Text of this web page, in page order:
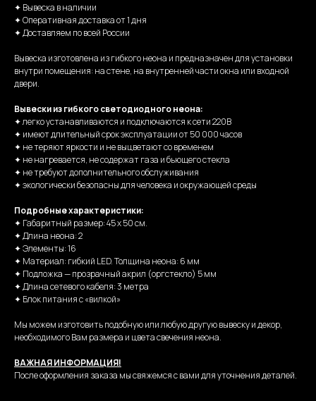
✦ Вывеска в наличии
✦ Оперативная доставка от 1 дня
✦ Доставляем по всей России
Вывеска изготовлена из гибкого неона и предназначен для установки
внутри помещения: на стене, на внутренней части окна или входной
двери.
Вывески из гибкого светодиодного неона:
✦ легко устанавливаются и подключаются к сети 220В
✦ имеют длительный срок эксплуатации от 50 000 часов
✦ не теряют яркости и не выцветают со временем
✦ не нагревается, не содержат газа и бьющего стекла
✦ не требуют дополнительного обслуживания
✦ экологически безопасны для человека и окружающей среды
Подробные характеристики:
✦ Габаритный размер: 45 х 50 см.
✦ Длина неона: 2
✦ Элементы: 16
✦ Материал: гибкий LED. Толщина неона: 6 мм
✦ Подложка — прозрачный акрил (оргстекло) 5 мм
✦ Длина сетевого кабеля: 3 метра
✦ Блок питания с «вилкой»
Мы можем изготовить подобную или любую другую вывеску и декор,
необходимого Вам размера и цвета свечения неона.
ВАЖНАЯ ИНФОРМАЦИЯ!
После оформления заказа мы свяжемся с вами для уточнения деталей.